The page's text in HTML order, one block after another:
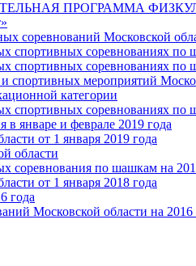
ПРОГРАММА
соревнований Московской
спортивных соревнованиях по
спортивных соревнованиях по
спортивных мероприятий
категории
спортивных соревнованиях по
январе и феврале 2019 года
от 1 января 2019 года
области
соревнования по шашкам на
от 1 января 2018 года
года
Московской области на 2016